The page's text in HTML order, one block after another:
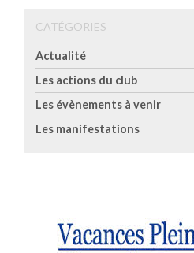
CATÉGORIES
Actualité
Les actions du club
Les évènements à venir
Les manifestations